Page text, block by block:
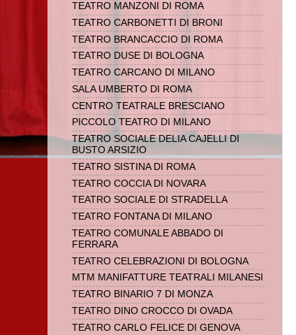
TEATRO MANZONI DI ROMA
TEATRO CARBONETTI DI BRONI
TEATRO BRANCACCIO DI ROMA
TEATRO DUSE DI BOLOGNA
TEATRO CARCANO DI MILANO
SALA UMBERTO DI ROMA
CENTRO TEATRALE BRESCIANO
PICCOLO TEATRO DI MILANO
TEATRO SOCIALE DELIA CAJELLI DI
BUSTO ARSIZIO
TEATRO SISTINA DI ROMA
TEATRO COCCIA DI NOVARA
TEATRO SOCIALE DI STRADELLA
TEATRO FONTANA DI MILANO
TEATRO COMUNALE ABBADO DI
FERRARA
TEATRO CELEBRAZIONI DI BOLOGNA
MTM MANIFATTURE TEATRALI MILANESI
TEATRO BINARIO 7 DI MONZA
TEATRO DINO CROCCO DI OVADA
TEATRO CARLO FELICE DI GENOVA